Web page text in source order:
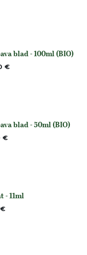
blad - 100ml (BIO)
€
blad - 50ml (BIO)
€
- 11ml
€